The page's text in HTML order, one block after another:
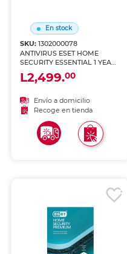
En stock
SKU:1302000078
ANTIVIRUS ESET HOME
SECURITY ESSENTIAL 1 YEAR
3 DEVICES
L2,499.00
Envío a domicilio
Recoge en tienda